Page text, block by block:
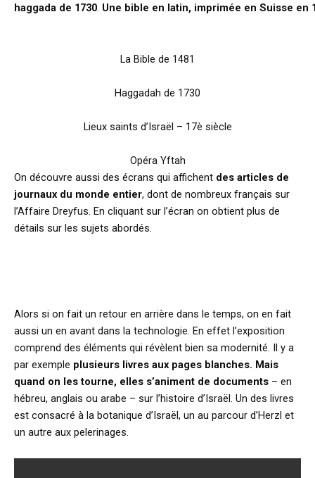
haggada de 1730. Une bible en latin, imprimée en Suisse en
La Bible de 1481
Haggadah de 1730
Lieux saints d’Israël – 17è siècle
Opéra Yftah
On découvre aussi des écrans qui affichent des articles de
journaux du monde entier, dont de nombreux français sur
l’Affaire Dreyfus. En cliquant sur l’écran on obtient plus de
détails sur les sujets abordés.
Alors si on fait un retour en arrière dans le temps, on en fait
aussi un en avant dans la technologie. En effet l’exposition
comprend des éléments qui révèlent bien sa modernité. Il y a
par exemple plusieurs livres aux pages blanches. Mais
quand on les tourne, elles s’animent de documents – en
hébreu, anglais ou arabe – sur l’histoire d’Israël. Un des livres
est consacré à la botanique d’Israël, un au parcour d’Herzl et
un autre aux pelerinages.